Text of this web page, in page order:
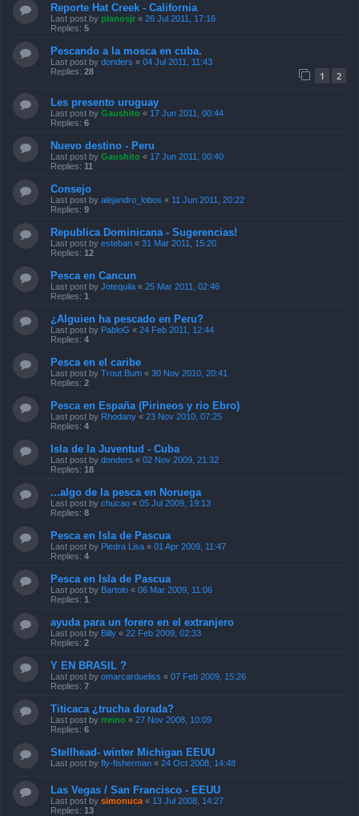
Reporte Hat Creek - California
Last post by planosjr « 26 Jul 2011, 17:16
Replies: 5
Pescando a la mosca en cuba.
Last post by donders « 04 Jul 2011, 11:43
Replies: 28 1 2
Les presento uruguay
Last post by Gaushito « 17 Jun 2011, 00:44
Replies: 6
Nuevo destino - Peru
Last post by Gaushito « 17 Jun 2011, 00:40
Replies: 11
Consejo
Last post by alejandro_lobos « 11 Jun 2011, 20:22
Replies: 9
Republica Dominicana - Sugerencias!
Last post by esteban « 31 Mar 2011, 15:20
Replies: 12
Pesca en Cancun
Last post by Jotequila « 25 Mar 2011, 02:46
Replies: 1
¿Alguien ha pescado en Peru?
Last post by PabloG « 24 Feb 2011, 12:44
Replies: 4
Pesca en el caribe
Last post by Trout Bum « 30 Nov 2010, 20:41
Replies: 2
Pesca en España (Pirineos y rio Ebro)
Last post by Rhodany « 23 Nov 2010, 07:25
Replies: 4
Isla de la Juventud - Cuba
Last post by donders « 02 Nov 2009, 21:32
Replies: 18
...algo de la pesca en Noruega
Last post by chucao « 05 Jul 2009, 19:13
Replies: 8
Pesca en Isla de Pascua
Last post by Piedra Lisa « 01 Apr 2009, 11:47
Replies: 4
Pesca en Isla de Pascua
Last post by Bartolo « 06 Mar 2009, 11:06
Replies: 1
ayuda para un forero en el extranjero
Last post by Billy « 22 Feb 2009, 02:33
Replies: 2
Y EN BRASIL ?
Last post by omarcardueliss « 07 Feb 2009, 15:26
Replies: 7
Titicaca ¿trucha dorada?
Last post by rreino « 27 Nov 2008, 10:09
Replies: 6
Stellhead- winter Michigan EEUU
Last post by fly-fisherman « 24 Oct 2008, 14:48
Las Vegas / San Francisco - EEUU
Last post by simonuca « 13 Jul 2008, 14:27
Replies: 13